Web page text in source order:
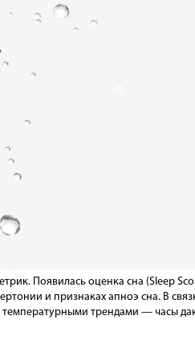
Появилась оценка сна (Sleep
и признаках апноэ сна. В
трендами — часы